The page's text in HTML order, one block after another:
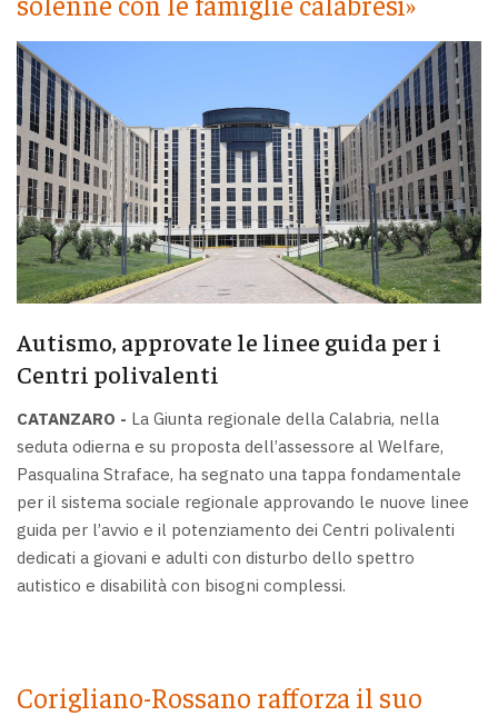
Autismo, approvate le linee guida per i
Centri polivalenti
CATANZARO - La Giunta regionale della Calabria, nella
seduta odierna e su proposta dell’assessore al Welfare,
Pasqualina Straface, ha segnato una tappa fondamentale
per il sistema sociale regionale approvando le nuove linee
guida per l’avvio e il potenziamento dei Centri polivalenti
dedicati a giovani e adulti con disturbo dello spettro
autistico e disabilità con bisogni complessi.
Corigliano-Rossano rafforza il suo